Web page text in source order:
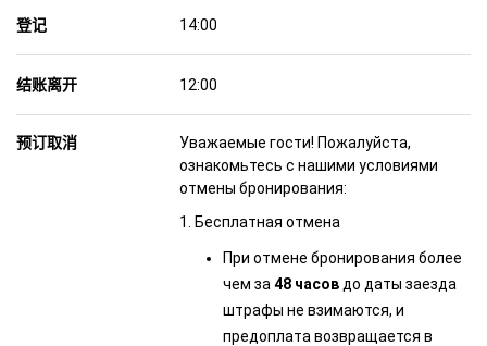
登记 14:00
结账离开 12:00
预订取消
Уважаемые гости! Пожалуйста,
ознакомьтесь с нашими условиями
отмены бронирования:
1. Бесплатная отмена
При отмене бронирования более
чем за 48 часов до даты заезда
штрафы не взимаются, и
предоплата возвращается в